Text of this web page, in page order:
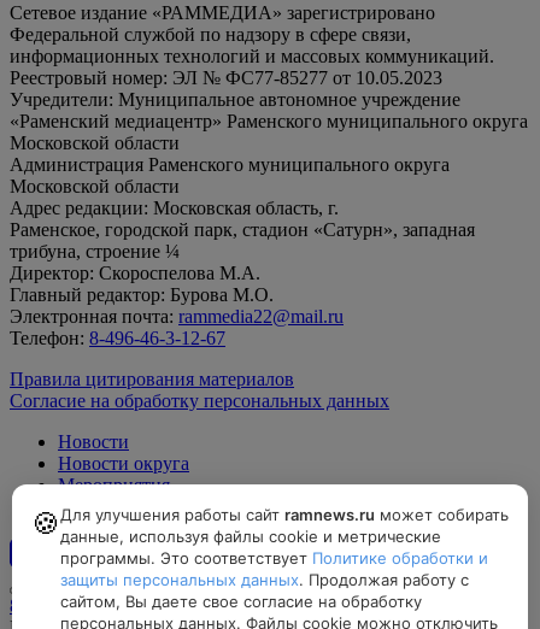
Сетевое издание «РАММЕДИА» зарегистрировано
Федеральной службой по надзору в сфере связи,
информационных технологий и массовых коммуникаций.
Реестровый номер: ЭЛ № ФС77-85277 от 10.05.2023
Учредители: Муниципальное автономное учреждение
«Раменский медиацентр» Раменского муниципального округа
Московской области
Администрация Раменского муниципального округа
Московской области
Адрес редакции: Московская область, г.
Раменское, городской парк, стадион «Сатурн», западная
трибуна, строение ¼
Директор: Скороспелова М.А.
Главный редактор: Бурова М.О.
Электронная почта: rammedia22@mail.ru
Телефон: 8-496-46-3-12-67
Правила цитирования материалов
Согласие на обработку персональных данных
Новости
Новости округа
Мероприятия
Официально
12+
8-496-46-3-12-67, rammedia22@mail.ru
🍪 Для улучшения работы сайт ramnews.ru может собирать
данные, используя файлы cookie и метрические
программы. Это соответствует Политике обработки и
защиты персональных данных. Продолжая работу с
сайтом, Вы даете свое согласие на обработку
персональных данных. Файлы cookie можно отключить